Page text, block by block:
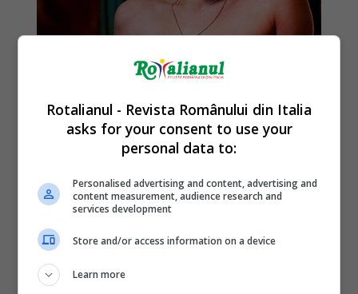
Rotalianul - Revista Românului din Italia
asks for your consent to use your
personal data to:
Personalised advertising and content, advertising and
content measurement, audience research and
services development
Store and/or access information on a device
Learn more